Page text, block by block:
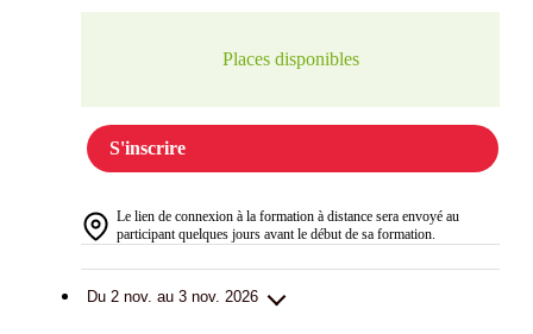
Places disponibles
S'inscrire
Le lien de connexion à la formation à distance sera envoyé au
participant quelques jours avant le début de sa formation.
Du 2 nov. au 3 nov. 2026